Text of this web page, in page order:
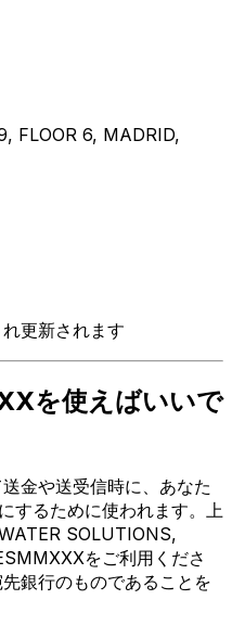
FLOOR 6, MADRID,
更新されます
を使えばいいで
金や送受信時に、あなた
するために使われます。上
SOLUTIONS,
をご利用くださ
銀行のものであることを